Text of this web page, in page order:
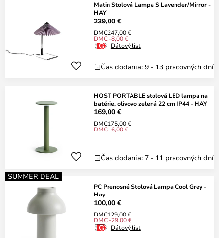
Matin Stolová Lampa S Lavender/Mirror -
HAY
239,00 €
DMC247,00 €
DMC -8,00 €
Dátový list
Čas dodania: 9 - 13 pracovných dní
HOST PORTABLE stolová LED lampa na
batérie, olivovo zelená 22 cm IP44 - HAY
169,00 €
DMC175,00 €
DMC -6,00 €
Čas dodania: 7 - 11 pracovných dní
SUMMER DEAL
PC Prenosné Stolová Lampa Cool Grey -
Hay
100,00 €
DMC129,00 €
DMC -29,00 €
Dátový list